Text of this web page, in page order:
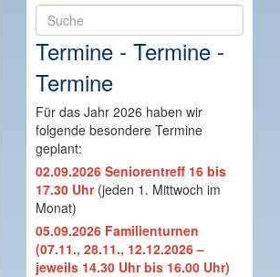
Termine - Termine -
Termine
Für das Jahr 2026 haben wir
folgende besondere Termine
geplant:
02.09.2026 Seniorentreff 16 bis
17.30 Uhr (jeden 1. Mittwoch im
Monat)
05.09.2026 Familienturnen
(07.11., 28.11., 12.12.2026 –
jeweils 14.30 Uhr bis 16.00 Uhr)